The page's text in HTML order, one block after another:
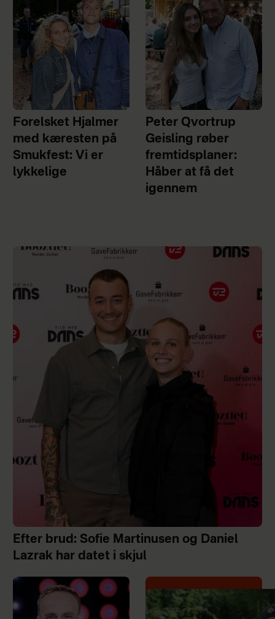
Forelsket Hjalmer
med kæresten på
Smukfest: Vi er
lykkelige
Peter Qvortrup
Geisling røber
fremtidsplaner:
Håber at få det
igennem
Efter brud: Sofie Martinusen og Daniel
Lazrak har datet i skjul